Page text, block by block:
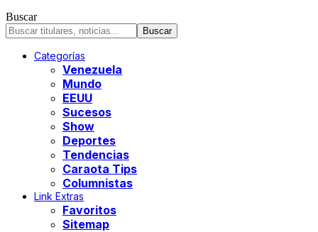
Buscar
Categorías
Venezuela
Mundo
EEUU
Sucesos
Show
Deportes
Tendencias
Caraota Tips
Columnistas
Link Extras
Favoritos
Sitemap